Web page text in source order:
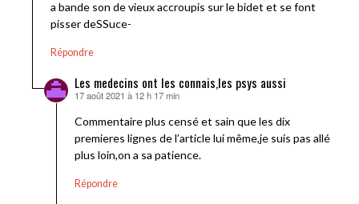
a bande son de vieux accroupis sur le bidet et se font
pisser deSSuce-
Répondre
Les medecins ont les connais,les psys aussi
dit :
17 août 2021 à 12 h 17 min
Commentaire plus censé et sain que les dix
premieres lignes de l’article lui même,je suis pas allé
plus loin,on a sa patience.
Répondre